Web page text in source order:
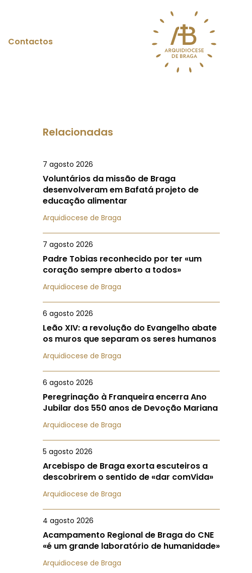
Contactos
Relacionadas
7 agosto 2026
Voluntários da missão de Braga
desenvolveram em Bafatá projeto de
educação alimentar
Arquidiocese de Braga
7 agosto 2026
Padre Tobias reconhecido por ter «um
coração sempre aberto a todos»
Arquidiocese de Braga
6 agosto 2026
Leão XIV: a revolução do Evangelho abate
os muros que separam os seres humanos
Arquidiocese de Braga
6 agosto 2026
Peregrinação à Franqueira encerra Ano
Jubilar dos 550 anos de Devoção Mariana
Arquidiocese de Braga
5 agosto 2026
Arcebispo de Braga exorta escuteiros a
descobrirem o sentido de «dar comVida»
Arquidiocese de Braga
4 agosto 2026
Acampamento Regional de Braga do CNE
«é um grande laboratório de humanidade»
Arquidiocese de Braga